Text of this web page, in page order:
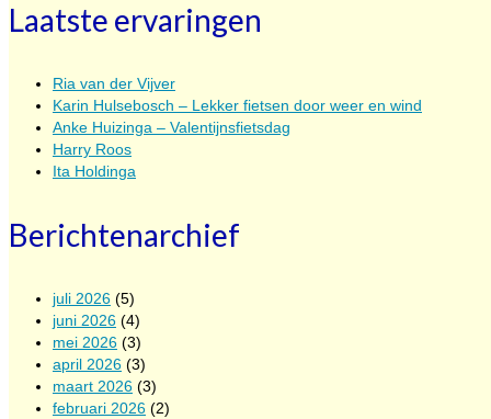
Laatste ervaringen
Ria van der Vijver
Karin Hulsebosch – Lekker fietsen door weer en wind
Anke Huizinga – Valentijnsfietsdag
Harry Roos
Ita Holdinga
Berichtenarchief
juli 2026 (5)
juni 2026 (4)
mei 2026 (3)
april 2026 (3)
maart 2026 (3)
februari 2026 (2)